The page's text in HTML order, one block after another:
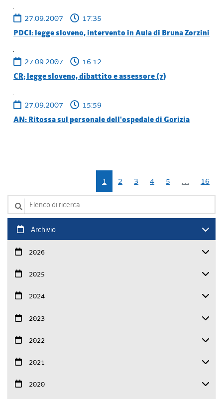
27.09.2007 17:35
PDCI: legge sloveno, intervento in Aula di Bruna Zorzini
27.09.2007 16:12
CR; legge sloveno, dibattito e assessore (7)
27.09.2007 15:59
AN: Ritossa sul personale dell'ospedale di Gorizia
1 2 3 4 5 … 16
Elenco di ricerca
Archivio
2026
2025
2024
2023
2022
2021
2020